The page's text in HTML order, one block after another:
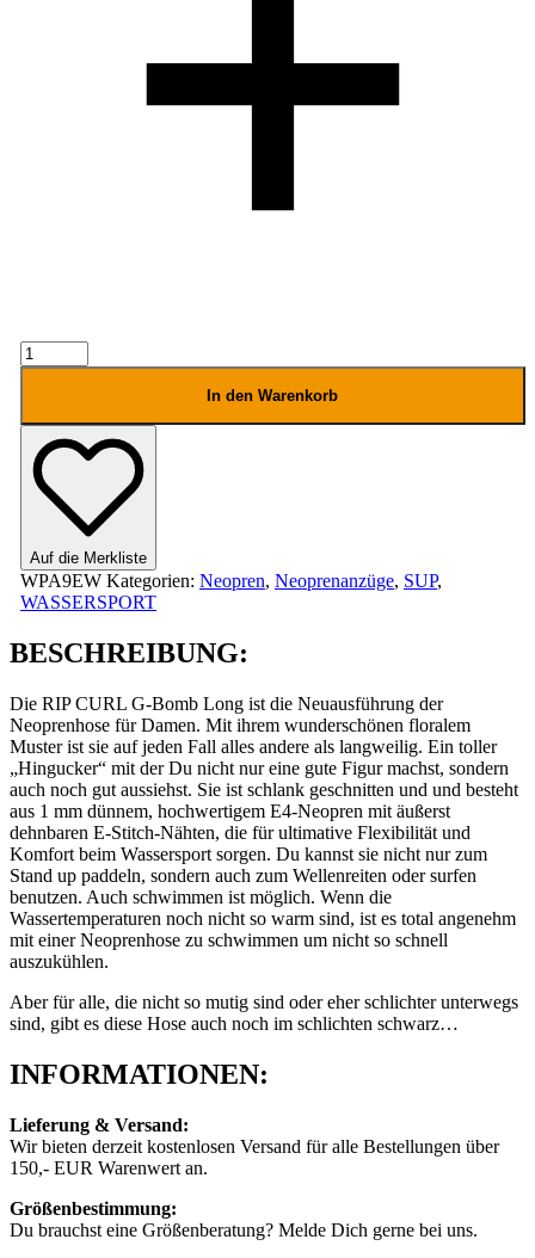
RIP
CURL
Neopren
Hose
Menge
In den Warenkorb
Auf die Merkliste
WPA9EW Kategorien: Neopren, Neoprenanzüge, SUP,
WASSERSPORT
BESCHREIBUNG:
Die RIP CURL G-Bomb Long ist die Neuausführung der
Neoprenhose für Damen. Mit ihrem wunderschönen floralem
Muster ist sie auf jeden Fall alles andere als langweilig. Ein toller
„Hingucker“ mit der Du nicht nur eine gute Figur machst, sondern
auch noch gut aussiehst. Sie ist schlank geschnitten und und besteht
aus 1 mm dünnem, hochwertigem E4-Neopren mit äußerst
dehnbaren E-Stitch-Nähten, die für ultimative Flexibilität und
Komfort beim Wassersport sorgen. Du kannst sie nicht nur zum
Stand up paddeln, sondern auch zum Wellenreiten oder surfen
benutzen. Auch schwimmen ist möglich. Wenn die
Wassertemperaturen noch nicht so warm sind, ist es total angenehm
mit einer Neoprenhose zu schwimmen um nicht so schnell
auszukühlen.
Aber für alle, die nicht so mutig sind oder eher schlichter unterwegs
sind, gibt es diese Hose auch noch im schlichten schwarz…
INFORMATIONEN:
Lieferung & Versand:
Wir bieten derzeit kostenlosen Versand für alle Bestellungen über
150,- EUR Warenwert an.
Größenbestimmung:
Du brauchst eine Größenberatung? Melde Dich gerne bei uns.